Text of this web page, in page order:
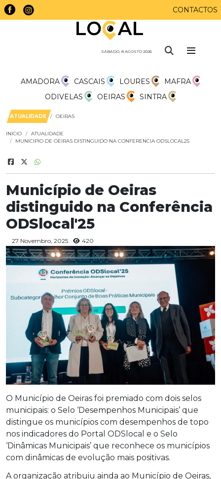
CONTACTOS
SÁBADO, 8 AGOSTO 2026
AMADORA CASCAIS LOURES
MAFRA
ODIVELAS
OEIRAS SINTRA
ATUALIDADE OEIRAS
INICIO
ATUALIDADE
MUNICIPIO DE OEIRAS DISTINGUIDO NA CONFERENCIA ODSLOCAL25
Município de Oeiras
distinguido na Conferência
ODSlocal'25
27 Novembro, 2025 420
O Município de Oeiras foi premiado com dois selos
municipais: o Selo ‘Desempenhos Municipais’ que
distingue os municípios com desempenhos de topo
nos indicadores do Portal ODSlocal e o Selo
‘Dinâmicas Municipais’ que reconhece os municípios
com dinâmicas de evolução mais positivas.
A organização atribuiu ainda ao Município de Oeiras,